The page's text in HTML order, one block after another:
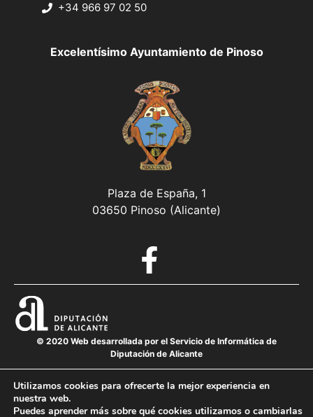
+34 966 97 02 50
Excelentísimo Ayuntamiento de Pinoso
Plaza de España, 1
03650 Pinoso (Alicante)
© 2020 Web desarrollada por el Servicio de Informática de
Diputación de Alicante
Utilizamos cookies para ofrecerte la mejor experiencia en
nuestra web.
Puedes aprender más sobre qué cookies utilizamos o cambiarlas